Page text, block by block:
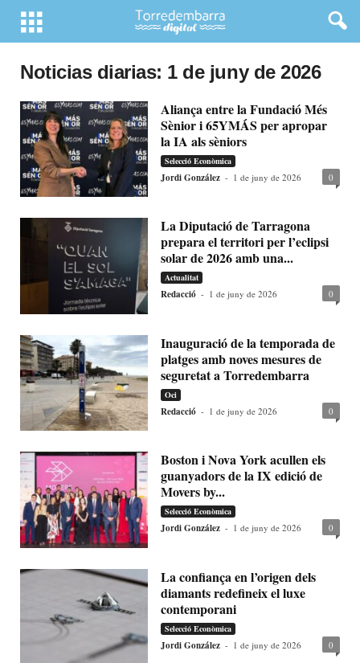
Noticias diarias: 1 de juny de 2026
Aliança entre la Fundació Més
Sènior i 65YMÁS per apropar
la IA als sèniors
Selecció Econòmica
Jordi González - 1 de juny de 2026 0
La Diputació de Tarragona
prepara el territori per l’eclipsi
solar de 2026 amb una...
Actualitat
Redacció - 1 de juny de 2026 0
Inauguració de la temporada de
platges amb noves mesures de
seguretat a Torredembarra
Oci
Redacció - 1 de juny de 2026 0
Boston i Nova York acullen els
guanyadors de la IX edició de
Movers by...
Selecció Econòmica
Jordi González - 1 de juny de 2026 0
La confiança en l’origen dels
diamants redefineix el luxe
contemporani
Selecció Econòmica
Jordi González - 1 de juny de 2026 0